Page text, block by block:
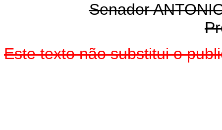
Senador
Este texto não substitui o